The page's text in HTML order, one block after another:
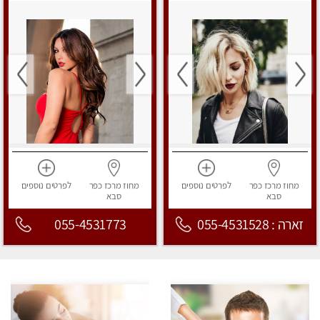
מחוז מרכזכפר
סבא
לפרטים נוספים
זארה : 055-4531528
מחוז מרכזכפר
סבא
לפרטים נוספים
055-4531773